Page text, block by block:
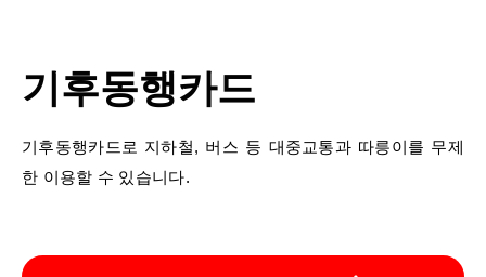
기후동행카드
기후동행카드로 지하철, 버스 등 대중교통과 따릉이를 무제
한 이용할 수 있습니다.